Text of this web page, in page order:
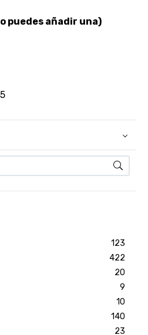
123
422
20
9
10
140
23
puedes añadir una)